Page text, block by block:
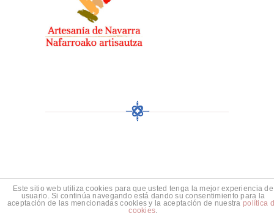
Este sitio web utiliza cookies para que usted tenga la mejor experiencia de
usuario. Si continúa navegando está dando su consentimiento para la
aceptación de las mencionadas cookies y la aceptación de nuestrapolítica
cookies.